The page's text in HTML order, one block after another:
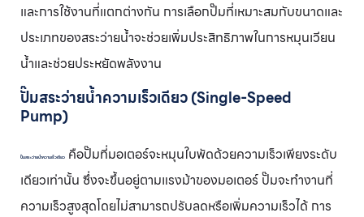
และการใช้งานที่แตกต่างกัน การเลือกปั๊มที่เหมาะสมกับขนาดและ
ประเภทของสระว่ายน้ำจะช่วยเพิ่มประสิทธิภาพในการหมุนเวียน
น้ำและช่วยประหยัดพลังงาน
ปั๊มสระว่ายน้ำความเร็วเดียว (Single-Speed
Pump)
ปั๊มสระว่ายน้ำความเร็วเดียว
คือปั๊มที่มอเตอร์จะหมุนใบพัดด้วยความเร็วเพียงระดับ
เดียวเท่านั้น ซึ่งจะขึ้นอยู่ตามแรงม้าของมอเตอร์ ปั๊มจะทำงานที่
ความเร็วสูงสุดโดยไม่สามารถปรับลดหรือเพิ่มความเร็วได้ การ